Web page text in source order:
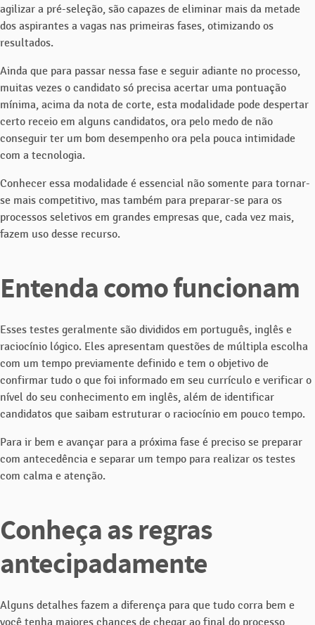
agilizar a pré-seleção, são capazes de eliminar mais da metade
dos aspirantes a vagas nas primeiras fases, otimizando os
resultados.
Ainda que para passar nessa fase e seguir adiante no processo,
muitas vezes o candidato só precisa acertar uma pontuação
mínima, acima da nota de corte, esta modalidade pode despertar
certo receio em alguns candidatos, ora pelo medo de não
conseguir ter um bom desempenho ora pela pouca intimidade
com a tecnologia.
Conhecer essa modalidade é essencial não somente para tornar-
se mais competitivo, mas também para preparar-se para os
processos seletivos em grandes empresas que, cada vez mais,
fazem uso desse recurso.
Entenda como funcionam
Esses testes geralmente são divididos em português, inglês e
raciocínio lógico. Eles apresentam questões de múltipla escolha
com um tempo previamente definido e tem o objetivo de
confirmar tudo o que foi informado em seu currículo e verificar o
nível do seu conhecimento em inglês, além de identificar
candidatos que saibam estruturar o raciocínio em pouco tempo.
Para ir bem e avançar para a próxima fase é preciso se preparar
com antecedência e separar um tempo para realizar os testes
com calma e atenção.
Conheça as regras
antecipadamente
Alguns detalhes fazem a diferença para que tudo corra bem e
você tenha maiores chances de chegar ao final do processo